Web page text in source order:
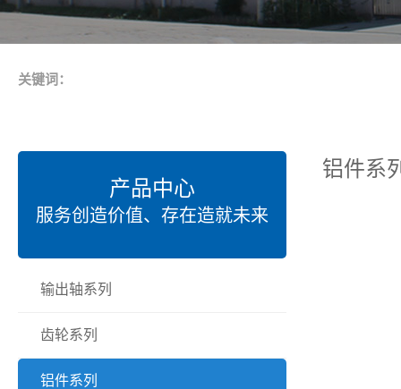
关键词：
产品中心
服务创造价值、存在造就未来
输出轴系列
齿轮系列
铝件系列
铝件系